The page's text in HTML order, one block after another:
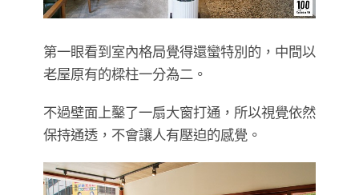
第一眼看到室內格局覺得還蠻特別的，中間以
老屋原有的樑柱一分為二。
不過壁面上鑿了一扇大窗打通，所以視覺依然
保持通透，不會讓人有壓迫的感覺。